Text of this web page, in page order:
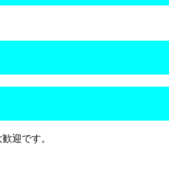
迎です。